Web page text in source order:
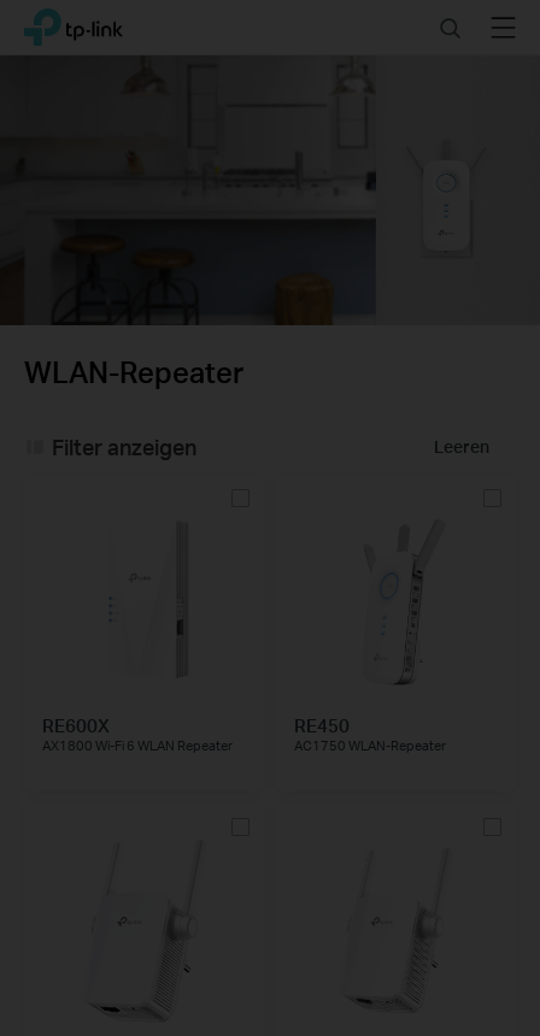
ClickTP-Link, Reliably Smart SearchMenu
WLAN-Repeater
Leeren
Filter anzeigen
RE600X
AX1800 Wi-Fi 6 WLAN Repeater
RE450
AC1750 WLAN-Repeater